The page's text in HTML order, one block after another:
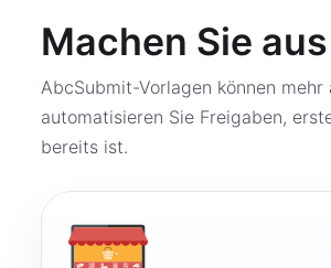
Machen Sie
AbcSubmit-Vorlagen können
automatisieren Sie Freigaben,
bereits ist.